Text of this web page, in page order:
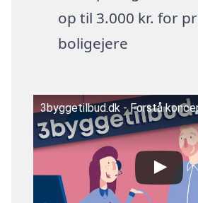
op til 3.000 kr. for
boligejere
3byggetilbud.dk - Forstå